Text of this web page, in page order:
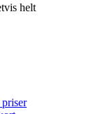
helt